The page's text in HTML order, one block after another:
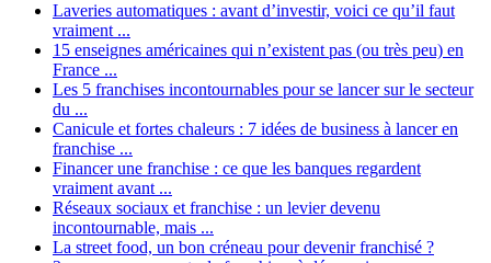
Laveries automatiques : avant d’investir, voici ce qu’il faut
vraiment ...
15 enseignes américaines qui n’existent pas (ou très peu) en
France ...
Les 5 franchises incontournables pour se lancer sur le secteur
du ...
Canicule et fortes chaleurs : 7 idées de business à lancer en
franchise ...
Financer une franchise : ce que les banques regardent
vraiment avant ...
Réseaux sociaux et franchise : un levier devenu
incontournable, mais ...
La street food, un bon créneau pour devenir franchisé ?